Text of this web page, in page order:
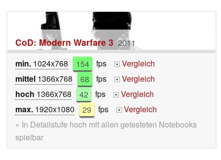
CoD: Modern Warfare 3 2011
min. 1024x768 154 fps +
Vergleich
mittel 1366x768 68 fps +
Vergleich
hoch 1366x768 42 fps +
Vergleich
max. 1920x1080 29 fps +
Vergleich
» In Detailstufe hoch mit allen getesteten Notebooks
spielbar